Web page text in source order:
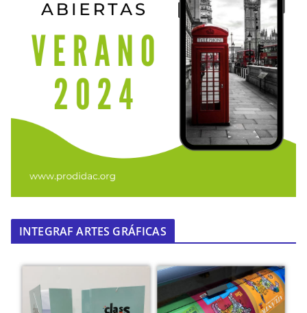
INTEGRAF ARTES GRÁFICAS